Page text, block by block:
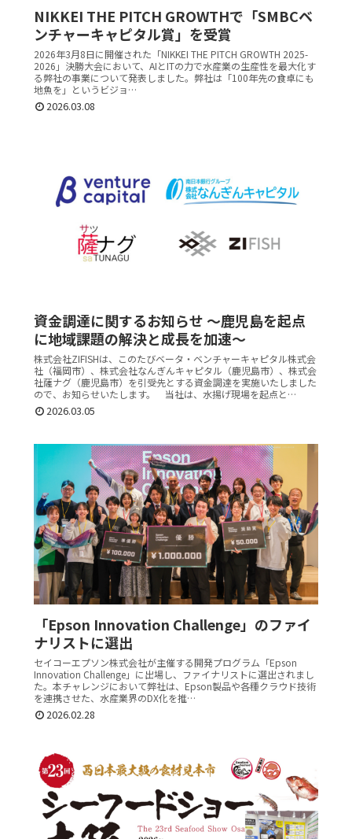
NIKKEI THE PITCH GROWTHで「SMBCベ
ンチャーキャピタル賞」を受賞
2026年3月8日に開催された「NIKKEI THE PITCH GROWTH 2025-
2026」決勝大会において、AIとITの力で水産業の生産性を最大化す
る弊社の事業について発表しました。弊社は「100年先の食卓にも
地魚を」というビジョ…
2026.03.08
資金調達に関するお知らせ 〜鹿児島を起点
に地域課題の解決と成長を加速〜
株式会社ZIFISHは、このたびベータ・ベンチャーキャピタル株式会
社（福岡市）、株式会社なんぎんキャピタル（鹿児島市）、株式会
社薩ナグ（鹿児島市）を引受先とする資金調達を実施いたしました
ので、お知らせいたします。 当社は、水揚げ現場を起点と…
2026.03.05
「Epson Innovation Challenge」のファイ
ナリストに選出
セイコーエプソン株式会社が主催する開発プログラム「Epson
Innovation Challenge」に出場し、ファイナリストに選出されまし
た。本チャレンジにおいて弊社は、Epson製品や各種クラウド技術
を連携させた、水産業界のDX化を推…
2026.02.28